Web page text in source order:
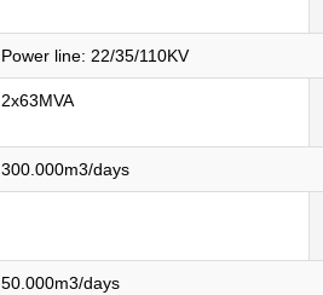
Power line: 22/35/110KV
2x63MVA
300.000m3/days
50.000m3/days